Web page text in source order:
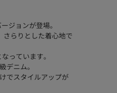
ジョンが登場。
さらりとした着心地で
っています。
デニム。
でスタイルアップが